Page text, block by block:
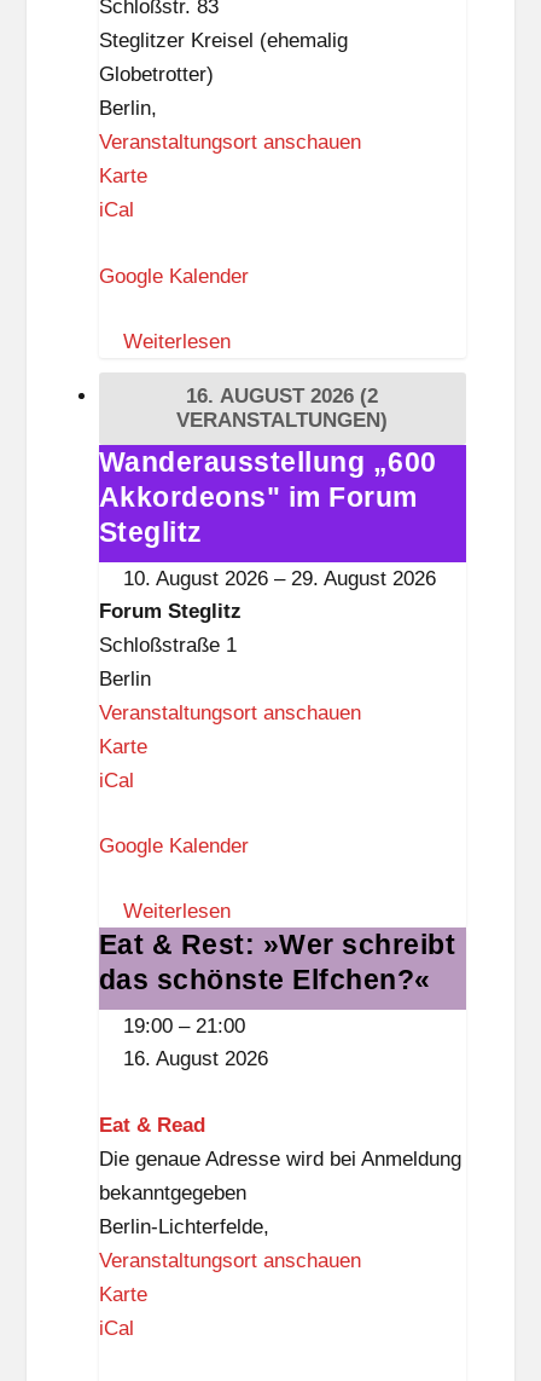
t
z
Schloßstr. 83
Steglitzer Kreisel (ehemalig
Globetrotter)
Berlin,
Veranstaltungsort anschauen
KarteZ
–
e
i
i
t
k
n
a
p
p
iCal
Google Kalender
Weiterlesen
16. AUGUST 2026 (2
VERANSTALTUNGEN)
Wanderausstellung
„600
Akkordeons"
im
Wanderausstellung „600
Akkordeons" im Forum
Steglitz
10. August 2026 – 29. August 2026
Forum Steglitz
Schloßstraße 1
Berlin
Veranstaltungsort anschauen
KarteF
u
S
e
g
t
z
iCal
Google Kalender
Weiterlesen
Eat
&
Rest:
das
schönste
Elfchen?«
Eat & Rest: »Wer schreibt
das schönste Elfchen?«
19:00 – 21:00
16. August 2026
Eat & Read
Die genaue Adresse wird bei Anmeldung
bekanntgegeben
Berlin-Lichterfelde,
Veranstaltungsort anschauen
KarteE
iCal